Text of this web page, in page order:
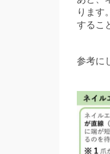
ります
するこ
参考に